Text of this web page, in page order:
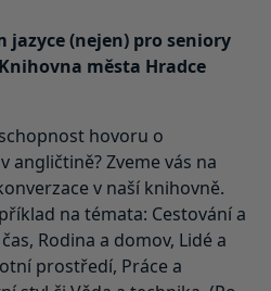
jazyce (nejen) pro seniory
města Hradce
hovoru o
angličtině? Zveme vás na
v naší knihovně.
na témata: Cestování a
Rodina a domov, Lidé a
prostředí, Práce a